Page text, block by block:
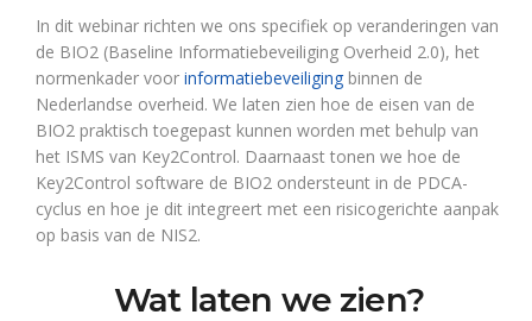
In dit webinar richten we ons specifiek op veranderingen van
de BIO2 (Baseline Informatiebeveiliging Overheid 2.0), het
normenkader voor informatiebeveiliging binnen de
Nederlandse overheid. We laten zien hoe de eisen van de
BIO2 praktisch toegepast kunnen worden met behulp van
het ISMS van Key2Control. Daarnaast tonen we hoe de
Key2Control software de BIO2 ondersteunt in de PDCA-
cyclus en hoe je dit integreert met een risicogerichte aanpak
op basis van de NIS2.
Wat laten we zien?